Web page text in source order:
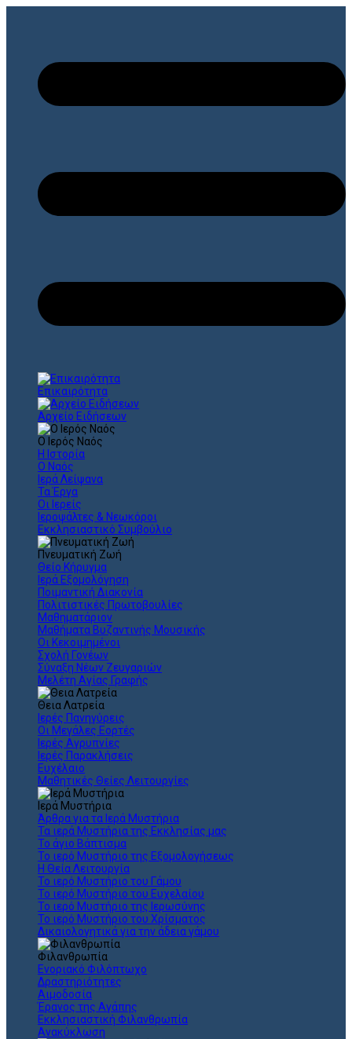
Επικαιρότητα
Αρχείο Ειδήσεων
Ο Ιερός Ναός
Η Ιστορία
Ο Ναός
Ιερά Λείψανα
Τα Έργα
Οι Ιερείς
Ιεροψάλτες & Νεωκόροι
Εκκλησιαστικό Συμβούλιο
Πνευματική Ζωή
Θείο Κήρυγμα
Ιερά Εξομολόγηση
Ποιμαντική Διακονία
Πολιτιστικές Πρωτοβουλίες
Μαθηματάριον
Μαθήματα Βυζαντινής Μουσικής
Οι Κεκοιμημένοι
Σχολή Γονέων
Σύναξη Νέων Ζευγαριών
Μελέτη Αγίας Γραφής
Θεια Λατρεία
Ιερές Πανηγύρεις
Οι Μεγάλες Εορτές
Ιερές Αγρυπνίες
Ιερές Παρακλήσεις
Ευχέλαιο
Μαθητικές Θείες Λειτουργίες
Ιερά Μυστήρια
Άρθρα για τα Ιερά Μυστήρια
Τα ιερά Μυστήρια της Εκκλησίας μας
Το άγιο Βάπτισμα
Το ιερό Μυστήριο της Εξομολογήσεως
Η Θεία Λειτουργία
Το ιερό Μυστήριο του Γάμου
Το ιερό Μυστήριο του Ευχελαίου
Το ιερό Μυστήριο της Ιερωσύνης
Το ιερό Μυστήριο του Χρίσματος
Δικαιολογητικά για την άδεια γάμου
Φιλανθρωπία
Ενοριακό Φιλόπτωχο
Δραστηριότητες
Αιμοδοσία
Έρανος της Αγάπης
Εκκλησιαστική Φιλανθρωπία
Ανακύκλωση